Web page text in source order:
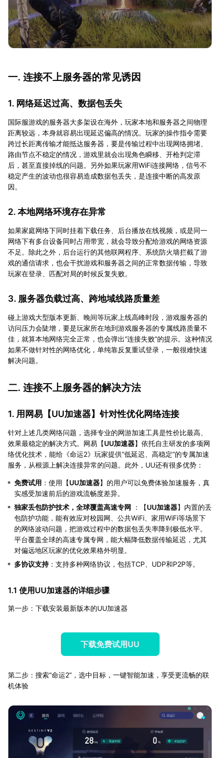
一. 连接不上服务器的常见诱因
1. 网络延迟过高、数据包丢失
国际服游戏的服务器大多架设在海外，玩家本地和服务器之间物理
距离较远，本身就容易出现延迟偏高的情况。玩家的操作指令需要
跨过长距离传输才能抵达服务器，要是传输过程中出现网络拥堵、
路由节点不稳定的情况，游戏里就会出现角色瞬移、开枪判定滞
后，甚至直接掉线的问题。另外如果玩家用WiFi连接网络，信号不
稳定产生的波动也很容易造成数据包丢失，是连接中断的高发原
因。
2. 本地网络环境存在异常
如果家庭网络下同时挂着下载任务、后台播放在线视频，或是同一
网络下有多台设备同时占用带宽，就会导致分配给游戏的网络资源
不足。除此之外，后台运行的其他联网程序、系统防火墙拦截了游
戏的通信请求，也会干扰游戏和服务器之间的正常数据传输，导致
玩家在登录、匹配对局的时候反复失败。
3. 服务器负载过高、跨地域线路质量差
碰上游戏大型版本更新、晚间等玩家上线高峰时段，游戏服务器的
访问压力会陡增，要是玩家所在地到游戏服务器的专属线路质量不
佳，就算本地网络完全正常，也会弹出“连接失败”的提示。这种情况
如果不做针对性的网络优化，单纯靠反复重试登录，一般很难快速
解决问题。
二. 连接不上服务器的解决方法
1. 用网易【UU加速器】针对性优化网络连接
针对上述几类网络问题，选择专业的网游加速工具是性价比最高、
效果最稳定的解决方式。网易【UU加速器】依托自主研发的多项网
络优化技术，能给《命运2》玩家提供“低延迟、高稳定”的专属加速
服务，从根源上解决连接异常的问题。此外，UU还有很多优势：
免费试用 ：使用【UU加速器】的用户可以免费体验加速服务，真
实感受加速前后的游戏流畅度差异。
独家丢包防护技术，全球覆盖高速专网 ：【UU加速器】内置的丢
包防护功能，能有效应对校园网、公共WiFi、家用WiFi等场景下
的网络波动问题，把游戏过程中的数据包丢失率降到极低水平。
平台覆盖全球的高速专属专网，能大幅降低数据传输延迟，尤其
对偏远地区玩家的优化效果格外明显。
多协议支持：支持多种网络协议，包括TCP、UDP和P2P等。
1.1 使用UU加速器的详细步骤
第一步：下载安装最新版本的UU加速器
下载免费试用UU
第二步：搜索“命运2”，选中目标，一键智能加速，享受更流畅的联
机体验